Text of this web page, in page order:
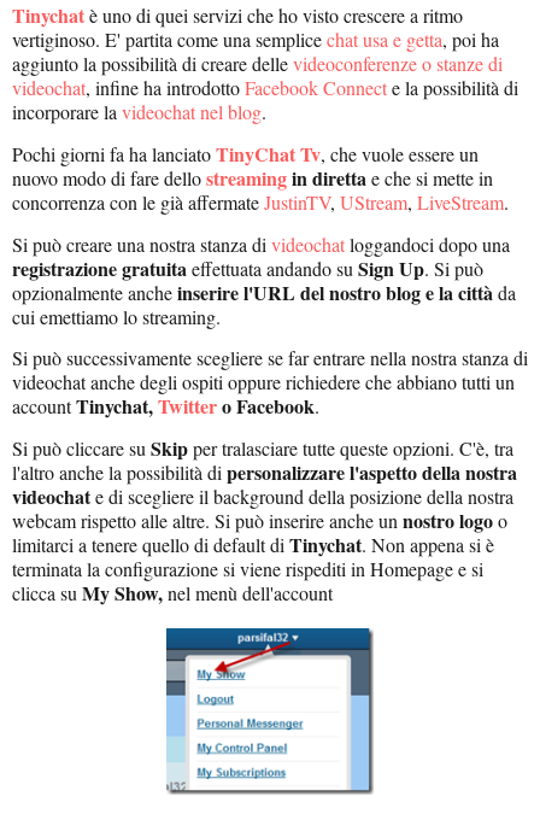
Tinychatè uno di quei servizi che ho visto crescere a ritmo
vertiginoso. E' partita come una semplicechat usa e getta, poi ha
aggiunto la possibilità di creare dellevideoconferenze o stanze di
videochat, infine ha introdottoFacebook Connecte la possibilità di
incorporare lavideochat nel blog.
Pochi giorni fa ha lanciatoTinyChat Tv, che vuole essere un
nuovo modo di fare dellostreamingin direttae che si mette in
concorrenza con le già affermateJustinTV, UStream, LiveStream.
Si può creare una nostra stanza di videochatloggandoci dopo una
registrazione gratuita effettuata andando su Sign Up. Si può
opzionalmente ancheinserire l'URL del nostro blog e la città da
cui emettiamo lo streaming.
Si può successivamente scegliere se far entrare nella nostra stanza di
videochat anche degli ospiti oppure richiedere che abbiano tutti un
accountTinychat,Twittero Facebook.
Si può cliccare su Skipper tralasciare tutte queste opzioni. C'è, tra
l'altro anche la possibilità di personalizzare l'aspetto della nostra
videochate di scegliere il background della posizione della nostra
webcam rispetto alle altre. Si può inserire anche un nostro logoo
limitarci a tenere quello di default di Tinychat. Non appena si è
terminata la configurazione si viene rispediti in Homepage e si
clicca su My Show,nel menù dell'account